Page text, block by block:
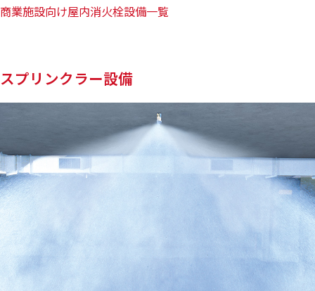
商業施設向け屋内消火栓設備一覧
スプリンクラー設備